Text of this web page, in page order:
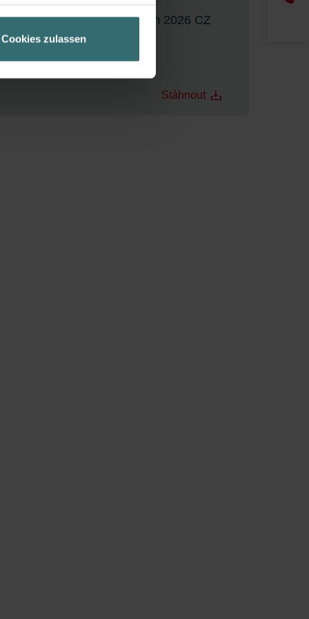
Informationen
über einen Link in der
Cookies zulassen
Ceník Zehnder Charleston 2026 CZ
12.06.2026PDF, 12 MB
Stáhnout